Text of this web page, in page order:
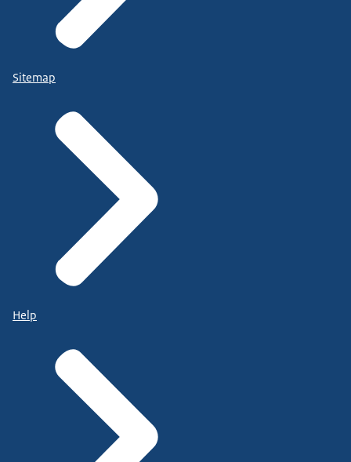
Sitemap
Help